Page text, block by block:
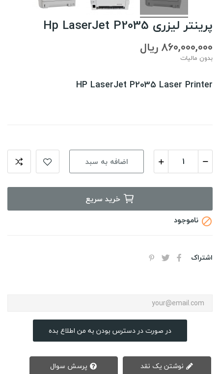
پرینتر لیزری Hp LaserJet P2035
860,000,000 ریال
بدون مالیات
HP LaserJet P2035 Laser Printer
اضافه به سبد
خرید سریع
 ناموجود
اشتراک
در صورت در دسترس بودن به من اطلاع بده